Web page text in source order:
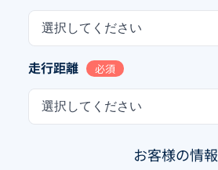
選択してください
走行距離 必須
選択してください
お客様の情報